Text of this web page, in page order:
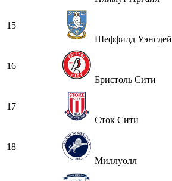
15
Шеффилд Уэнсдей
16
Бристоль Сити
17
Сток Сити
18
Миллуолл